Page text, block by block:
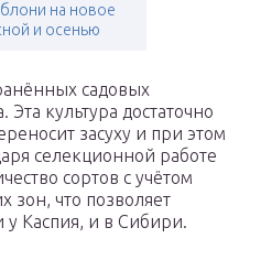
на новое
и осенью
садовых
культура достаточно
засуху и при этом
селекционной работе
сортов с учётом
зон, что позволяет
Каспия, и в Сибири.